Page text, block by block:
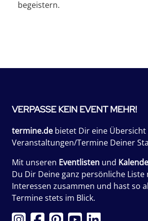
begeistern.
VERPASSE KEIN EVENT MEHR!
termine.de bietet Dir eine
Veranstaltungen/Termine Deiner
Mit unseren Eventlisten und
Du Dir Deine ganz persönliche Liste
Interessen zusammen und hast so
Termine stets im Blick.